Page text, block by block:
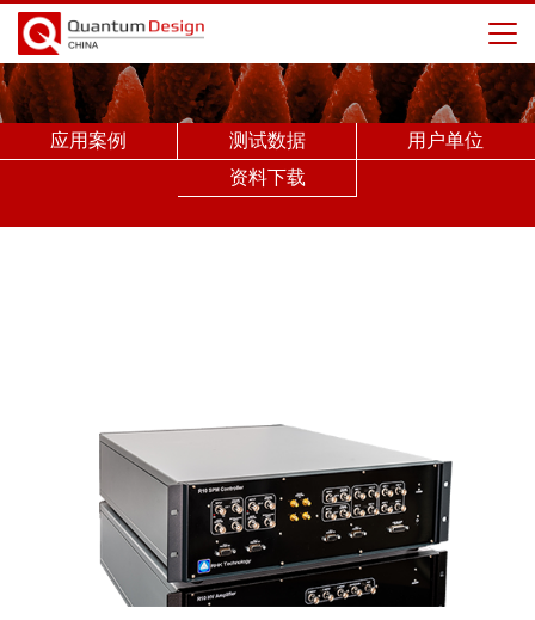
应用案例 测试数据
用户单位
资料下载